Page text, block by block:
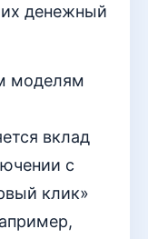
денежный
моделям
вклад
с
клик»